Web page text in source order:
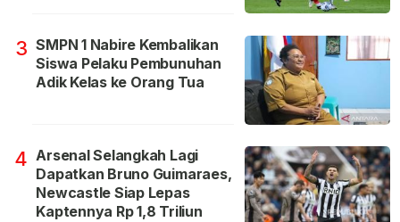
3 SMPN 1 Nabire Kembalikan
Siswa Pelaku Pembunuhan
Adik Kelas ke Orang Tua
4 Arsenal Selangkah Lagi
Dapatkan Bruno Guimaraes,
Newcastle Siap Lepas
Kaptennya Rp 1,8 Triliun